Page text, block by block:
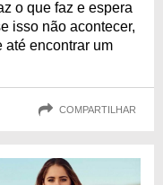
o que faz e espera
isso não acontecer,
até encontrar um
COMPARTILHAR